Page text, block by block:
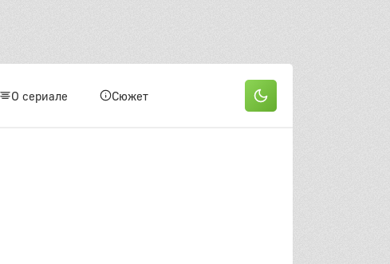
О сериале Сюжет